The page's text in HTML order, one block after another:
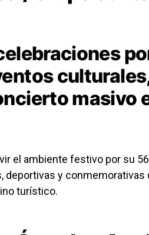
masivo
el ambiente festivo por su
deportivas y conmemorativas
turístico.